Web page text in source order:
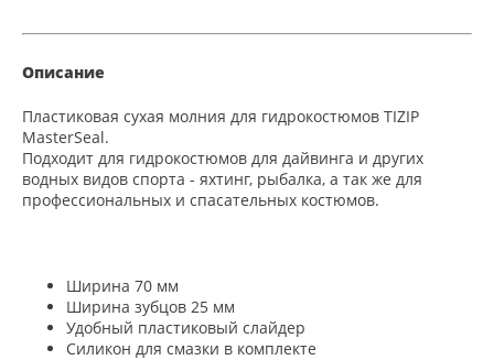
Описание
Пластиковая сухая молния для гидрокостюмов TIZIP
MasterSeal.
Подходит для гидрокостюмов для дайвинга и других
водных видов спорта - яхтинг, рыбалка, а так же для
профессиональных и спасательных костюмов.
Ширина 70 мм
Ширина зубцов 25 мм
Удобный пластиковый слайдер
Силикон для смазки в комплекте